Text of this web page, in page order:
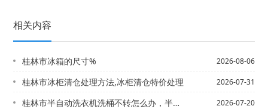
相关内容
桂林市冰箱的尺寸% 2026-08-06
桂林市冰柜清仓处理方法,冰柜清仓特价处理 2026-07-31
桂林市半自动洗衣机洗桶不转怎么办，半自动洗衣机怎么脱水故障 2026-07-20